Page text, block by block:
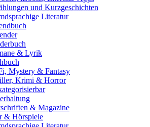
und Kurzgeschichten
Literatur
& Lyrik
Mystery & Fantasy
Krimi & Horror
& Magazine
& Hörspiele